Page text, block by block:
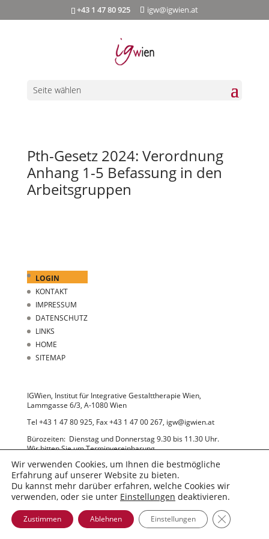
+43 1 47 80 925 igw@igwien.at
Seite wählen
Pth-Gesetz 2024: Verordnung
Anhang 1-5 Befassung in den
Arbeitsgruppen
LOGIN
KONTAKT
IMPRESSUM
DATENSCHUTZ
LINKS
HOME
SITEMAP
IGWien, Institut für Integrative Gestalttherapie Wien,
Lammgasse 6/3, A-1080 Wien
Tel +43 1 47 80 925, Fax +43 1 47 00 267, igw@igwien.at
Bürozeiten: Dienstag und Donnerstag 9.30 bis 11.30 Uhr.
Wir bitten Sie um Terminvereinbarung.
© 2022 IGWien
Wir verwenden Cookies, um Ihnen die bestmögliche
Erfahrung auf unserer Website zu bieten.
Du kannst mehr darüber erfahren, welche Cookies wir
verwenden, oder sie unter Einstellungen deaktivieren.
Zustimmen Ablehnen Einstellungen GDPR